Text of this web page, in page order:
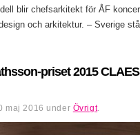
blir chefsarkitekt för ÅF
och arkitektur. – Sverige
priset 2015
maj 2016 under Övrigt.